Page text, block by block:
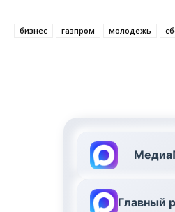
бизнес газпром молодежь
Главный